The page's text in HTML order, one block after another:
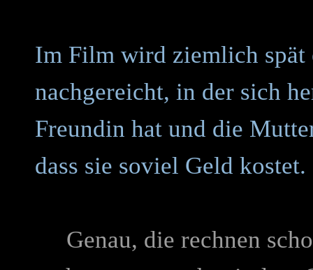
Im Film wird ziemlich spät
nachgereicht, in der sich
Freundin hat und die
dass sie soviel Geld kostet.
Genau, die rechnen